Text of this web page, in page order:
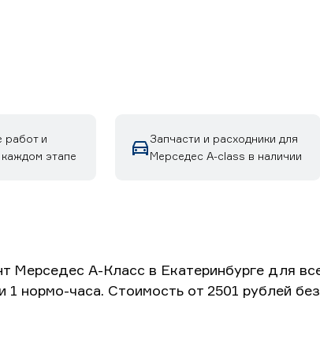
работ и
этапе
Запчасти и расходники для
Мерседес A-class в наличии
Мерседес А-Класс в Екатеринбурге для
1 нормо-часа. Стоимость от 2501 рублей